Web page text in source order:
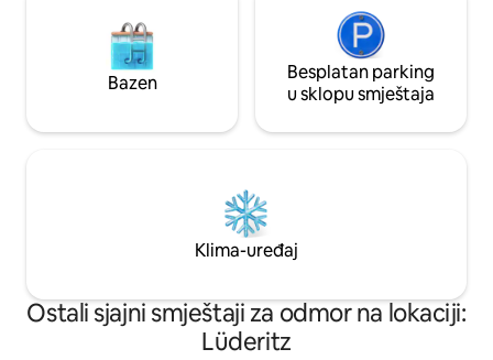
Bazen
Besplatan parking
u sklopu smještaja
Klima-uređaj
Ostali sjajni smještaji za odmor na lokaciji:
Lüderitz